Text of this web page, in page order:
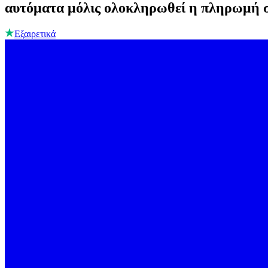
αυτόματα μόλις ολοκληρωθεί η πληρωμή
Εξαιρετικά